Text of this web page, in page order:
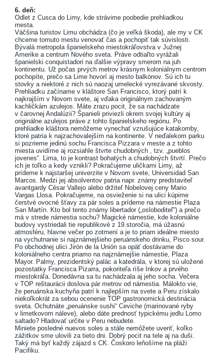
6. deň:
Odlet z Cusca do Limy, kde strávime poobedie prehliadkou
mesta.
Väčšina turistov Limu obchádza (čo je veľká škoda), ale my v CK
chceme tomuto mestu venovať čas a pochopiť tak súvislosti.
Bývalá metropola španielskeho miestokráľovstva v Južnej
Amerike a centrum Nového sveta. Práve odtiaľto vyrážali
španielski conquistadori na ďalšie výpravy smerom na juh
kontinentu. Už počas prvých metrov krásnym koloniálnym centrom
pochopíte, prečo sa Lime hovorí aj mesto balkónov. Sú ich tu
stovky a niektoré z nich sú naozaj umelecké vyrezávané skvosty.
Prehliadku začíname v kláštore San Francisco, ktorý patrí k
najkrajším v Novom svete, aj vďaka originálnym zachovaným
kachličkám azulejos. Máte zrazu pocit, že sa nachádzate
v čarovnej Andalúzii? Španieli priviezli okrem svojej kultúry aj
originálne azulejos práve z tohto španielskeho regiónu. Po
prehliadke kláštora nemôžeme vynechať vzrušujúce katakomby,
ktoré patria k najzachovalejším na kontinente. V neďalekom parku
si pozrieme jedinú sochu Francisca Pizzara v meste a z tohto
miesta uvidíme aj rozsiahle štvrte chudobných , tzv. „pueblos
jovenes“. Lima, to je kontrast bohatých a chudobných štvrtí. Prečo
ich je toľko a kedy vznikli? Pokračujeme uličkami Limy, až
prídeme k najstaršej univerzite v Novom svete, Universidad San
Marcos. Medzi jej absolventov patria napr. známy predstaviteľ
avantgardy César Vallejo alebo držiteľ Nobelovej ceny Mario
Vargas Llosa. Pokračujeme, na osvieženie si na ulici kúpime
čerstvé ovocné šťavy za pár soles a prídeme na námestie Plaza
San Martín. Kto bol tento známy libertador („osloboditeľ“) a prečo
má v strede námestia sochu? Magické námestie, kde koloniálne
budovy vystriedali tie republikové z 19.storočia, má úžasnú
atmosféru, hlavne večer po zotmení a je to priam ideálne miesto
na vychutnanie si najznámejšieho peruánskeho drinku, Pisco sour.
Po obchodnej ulici Jirón de la Unión sa opäť dostávame do
koloniálneho centra priamo na najznámejšie námestie, Plaza
Mayor. Palmy, prezidentský palác a katedrála, v ktorej sú uložené
pozostatky Francisca Pizarra, pokoriteľa ríše Inkov a prvého
miestokráľa. Donedávna sa tu nachádzala aj jeho socha. Večera
v TOP reštaurácii doslova pár metrov od námestia. Málokto vie,
že peruánska kuchyňa patrí k najlepším na svete a Peru získalo
niekoľkokrát za sebou ocenenie TOP gastronomická destinácia
sveta. Ochutnáte „peruánske sushi“ Ceviche (marinované ryby
v limetkovom náleve), alebo dáte prednosť typickému jedlu Lomo
saltado? Hladovať určite v Peru nebudete.
Miniete posledné nuevos soles a stále nemôžete uveriť, koľko
zážitkov sme ulovili za tieto dni. Dobrý pocit na tele aj na duši.
Taký má byť každý zájazd s CK. Čoskoro leňošíme na pláži
Pacifiku.